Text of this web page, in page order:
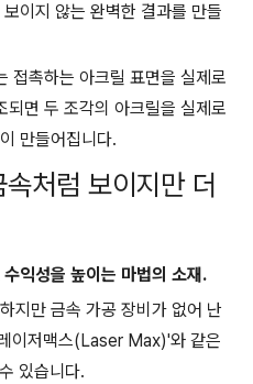
이지 않는 완벽한 결과를 만들
촉하는 아크릴 표면을 실제로
면 두 조각의 아크릴을 실제로
만들어집니다.
처럼 보이지만 더
익성을 높이는 마법의 소재.
지만 금속 가공 장비가 없어 난
이저맥스(Laser Max)'와 같은
있습니다.